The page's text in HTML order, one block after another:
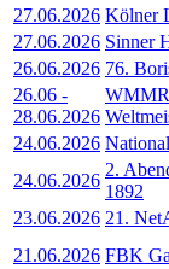
27.06.2026 Kölner
27.06.2026 Sinner
26.06.2026 76.
26.06 -
28.06.2026
24.06.2026
24.06.2026
2.
1892
23.06.2026 21.
21.06.2026 FBK